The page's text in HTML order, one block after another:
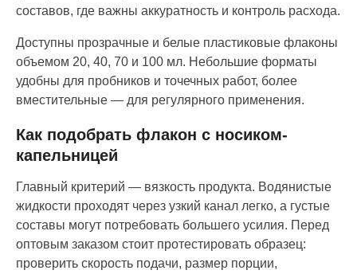
составов, где важны аккуратность и контроль расхода.
Доступны прозрачные и белые пластиковые флаконы
объемом 20, 40, 70 и 100 мл. Небольшие форматы
удобны для пробников и точечных работ, более
вместительные — для регулярного применения.
Как подобрать флакон с носиком-
капельницей
Главный критерий — вязкость продукта. Водянистые
жидкости проходят через узкий канал легко, а густые
составы могут потребовать большего усилия. Перед
оптовым заказом стоит протестировать образец:
проверить скорость подачи, размер порции,